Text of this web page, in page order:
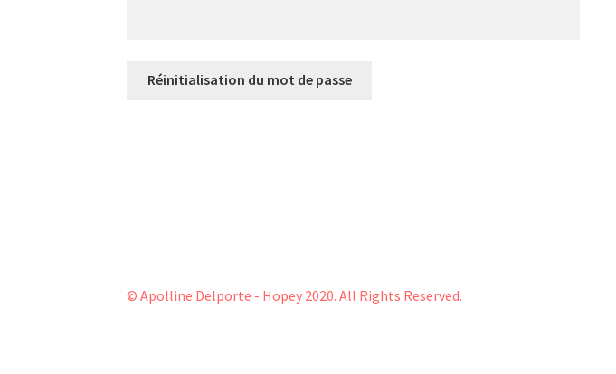
Réinitialisation du mot de passe
© Apolline Delporte - Hopey 2020. All Rights Reserved.